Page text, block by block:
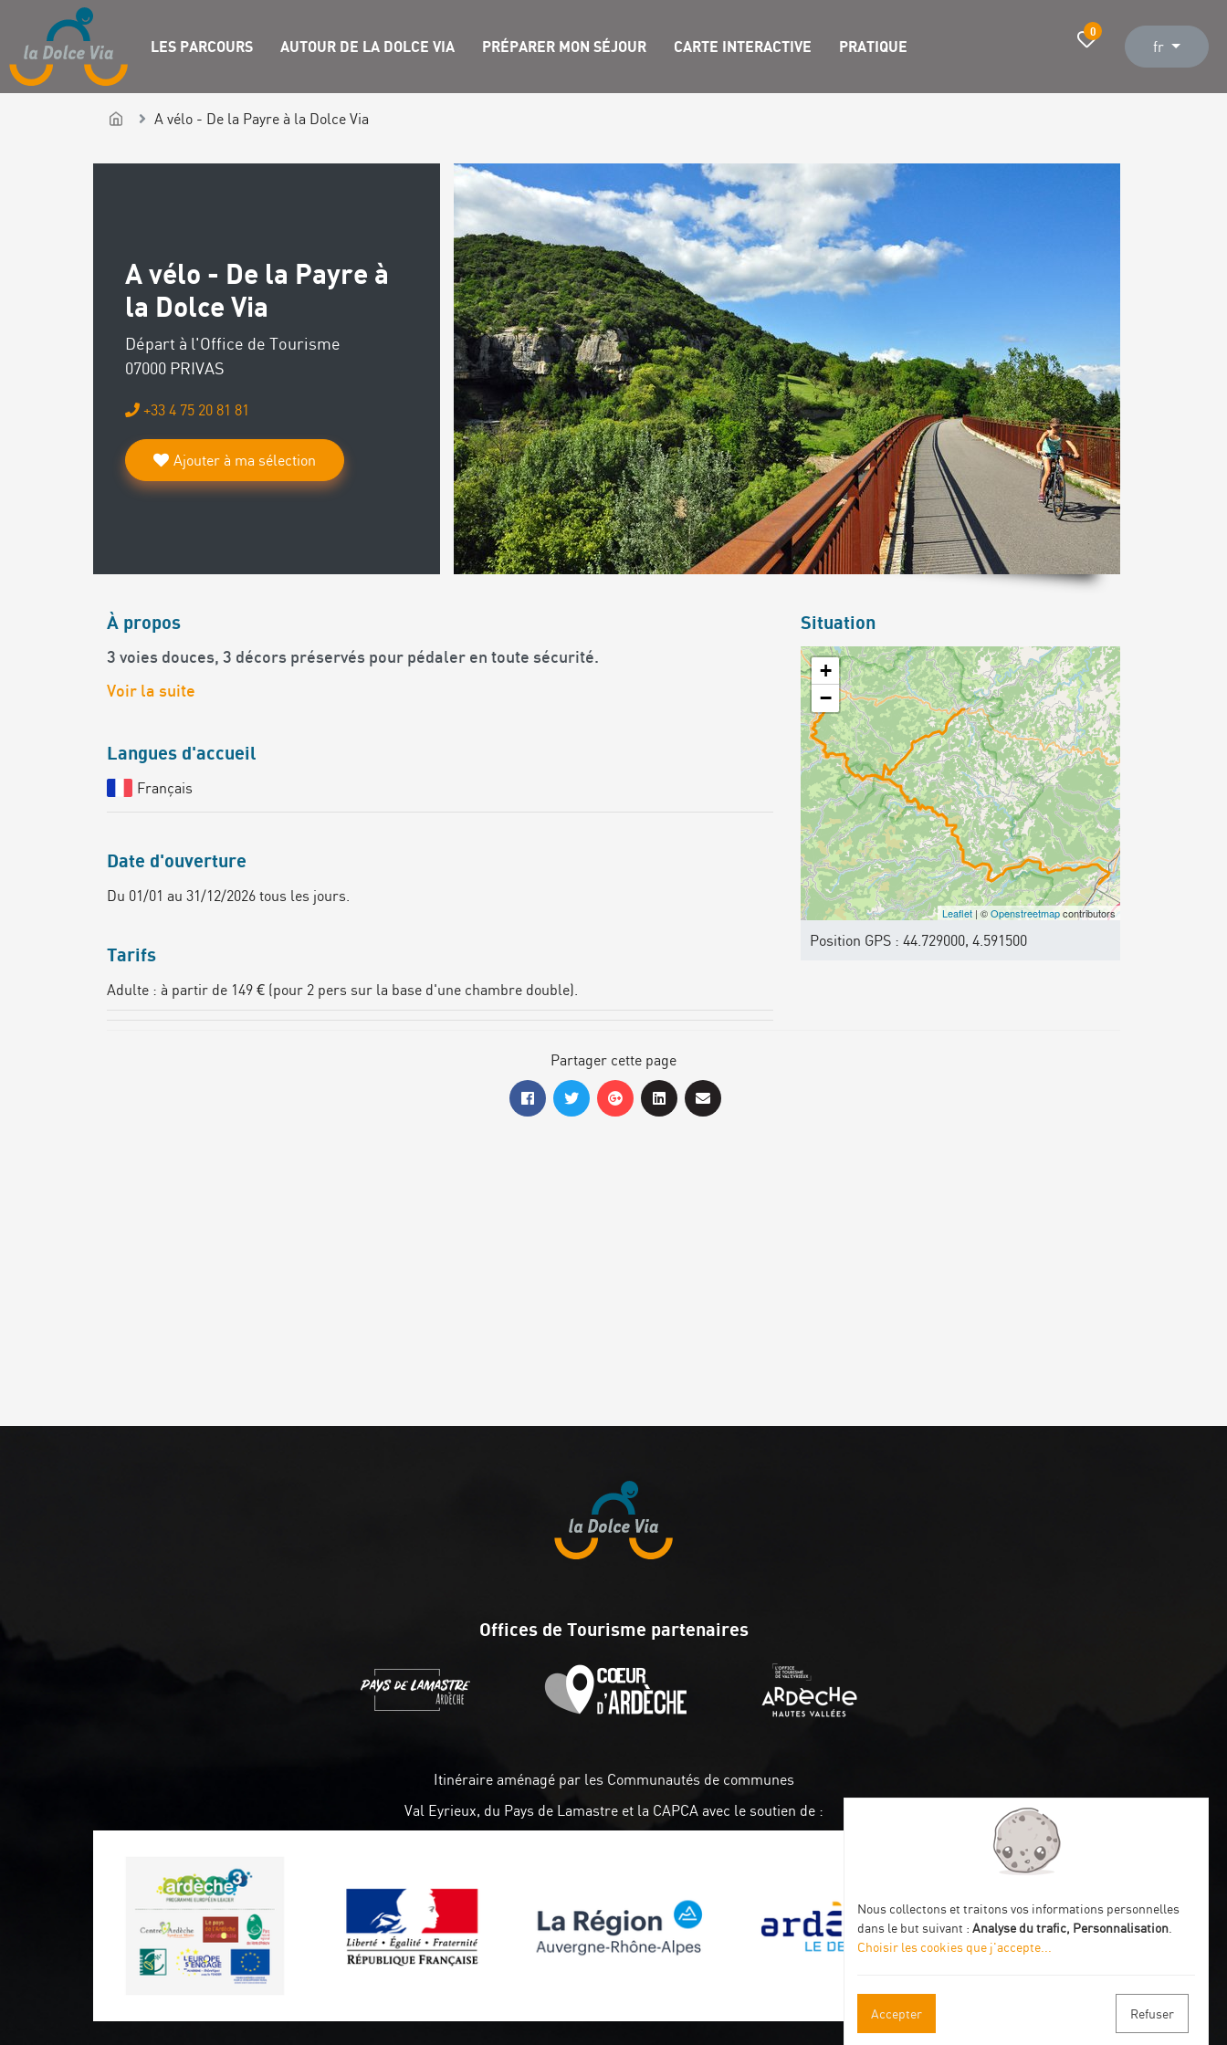
LES PARCOURS AUTOUR DE LA DOLCE VIA PRÉPARER MON SÉJOUR CARTE INTERACTIVE PRATIQUE
0
fr
A vélo - De la Payre à la Dolce Via
A vélo - De la Payre à
la Dolce Via
Départ à l'Office de Tourisme
07000 PRIVAS
+33 4 75 20 81 81
Ajouter à ma sélection
À propos
3 voies douces, 3 décors préservés pour pédaler en toute sécurité.
Voir la suite
Langues d'accueil
Français
Date d'ouverture
Du 01/01 au 31/12/2026 tous les jours.
Tarifs
Adulte : à partir de 149 € (pour 2 pers sur la base d'une chambre double).
Situation
+
−
Leaflet| ©Openstreetmapcontributors
Position GPS : 44.729000, 4.591500
Partager cette page
Offices de Tourisme partenaires
Itinéraire aménagé par les Communautés de communes
Val Eyrieux, du Pays de Lamastre et la CAPCA avec le soutien de :
Nous collectons et traitons vos informations personnelles
dans le but suivant : Analyse du trafic, Personnalisation
Choisir les cookies que j'accepte
Accepter Refuser